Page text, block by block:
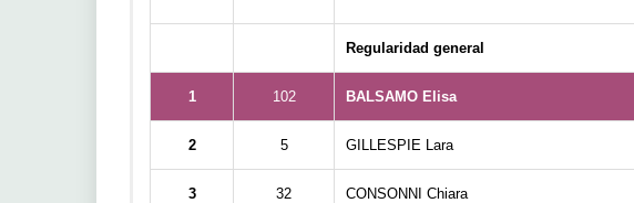
Regularidad general
1 102 BALSAMO Elisa
2 5 GILLESPIE Lara
3 32 CONSONNI Chiara